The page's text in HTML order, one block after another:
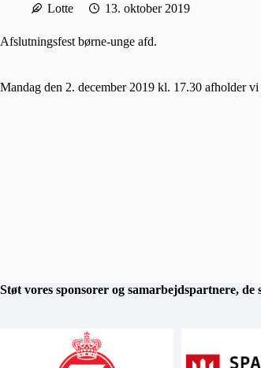
Lotte 13. oktober 2019
Afslutningsfest børne-unge afd.
Mandag den 2. december 2019 kl. 17.30 afholder
Støt vores sponsorer og samarbejdspartnere, de